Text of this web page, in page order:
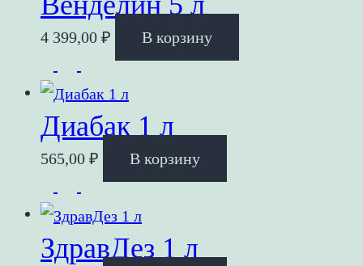
4 399,00 ₽ В корзину
Диабак 1 л
565,00 ₽ В корзину
ЗдравДез 1 л